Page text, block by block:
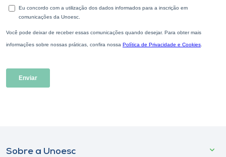
Sobre a Unoesc